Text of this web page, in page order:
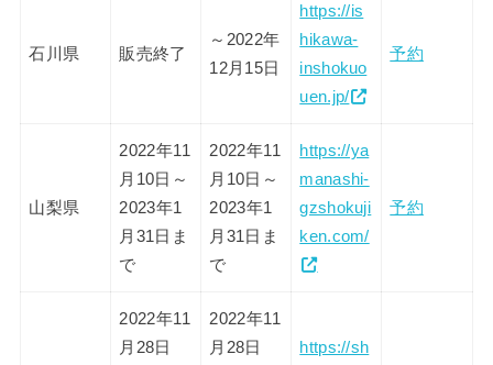
石川県 販売終了
～2022年
12月15日
https://is
hikawa-
inshokuo
uen.jp/
予約
山梨県
2022年11
月10日～
2023年1
月31日ま
で
2022年11
月10日～
2023年1
月31日ま
で
https://ya
manashi-
gzshokuji
ken.com/
予約
2022年11
⽉28日
2022年11
⽉28日
https://sh